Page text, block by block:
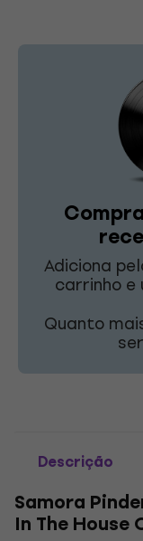
Adiciona
carrinho e
Quanto
Descrição
Samora
In The House